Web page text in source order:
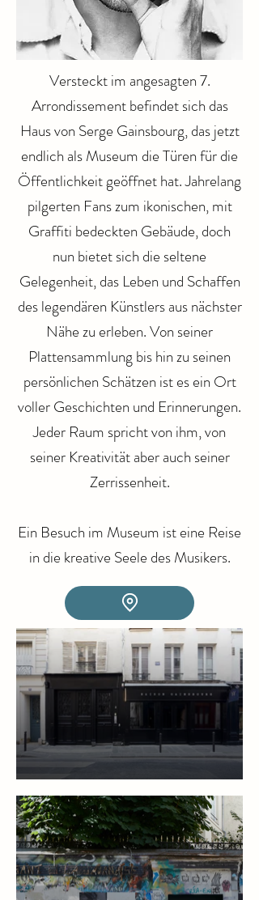
Versteckt im angesagten 7.
Arrondissement befindet sich das
Haus von Serge Gainsbourg, das jetzt
endlich als Museum die Türen für die
Öffentlichkeit geöffnet hat. Jahrelang
pilgerten Fans zum ikonischen, mit
Graffiti bedeckten Gebäude, doch
nun bietet sich die seltene
Gelegenheit, das Leben und Schaffen
des legendären Künstlers aus nächster
Nähe zu erleben. Von seiner
Plattensammlung bis hin zu seinen
persönlichen Schätzen ist es ein Ort
voller Geschichten und Erinnerungen.
Jeder Raum spricht von ihm, von
seiner Kreativität aber auch seiner
Zerrissenheit.
Ein Besuch im Museum ist eine Reise
in die kreative Seele des Musikers.